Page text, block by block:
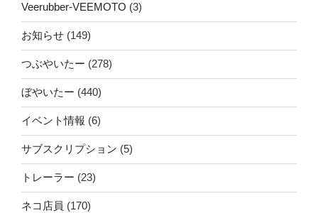
Veerubber-VEEMOTO (3)
お知らせ (149)
つぶやいたー (278)
ぼやいたー (440)
イベント情報 (6)
サブスクリプション (5)
トレーラー (23)
ネコ店員 (170)